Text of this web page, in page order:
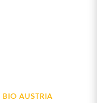
bio austria